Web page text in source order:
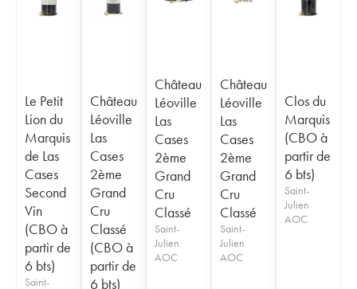
Le Petit
Lion du
Marquis
de Las
Cases
Second
Vin
(CBO à
partir de
6 bts)
Saint-
Château
Léoville
Las
Cases
2ème
Grand
Cru
Classé
(CBO à
partir de
6 bts)
Château
Léoville
Las
Cases
2ème
Grand
Cru
Classé
Saint-
Julien
AOC
Château
Léoville
Las
Cases
2ème
Grand
Cru
Classé
Saint-
Julien
AOC
Clos du
Marquis
(CBO à
partir de
6 bts)
Saint-
Julien
AOC